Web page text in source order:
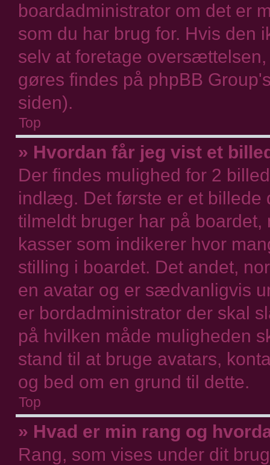
boardadministrator om det er
som du har brug for. Hvis den
selv at foretage
gøres findes på phpBB
siden).
Top
» Hvordan får jeg vist et
Der findes mulighed for 2
indlæg. Det første er et billede
tilmeldt bruger har på
kasser som indikerer hvor
stilling i boardet. Det andet,
en avatar og er sædvanligvis
er bordadministrator der skal
på hvilken måde muligheden
stand til at bruge avatars,
og bed om en grund til dette.
Top
» Hvad er min rang og
Rang, som vises under dit